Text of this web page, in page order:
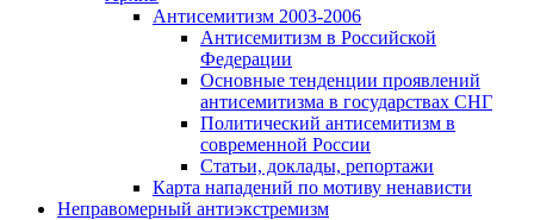
Антисемитизм 2003-2006
Антисемитизм в Российской
Федерации
Основные тенденции проявлений
антисемитизма в государствах СНГ
Политический антисемитизм в
современной России
Статьи, доклады, репортажи
Карта нападений по мотиву ненависти
Неправомерный антиэкстремизм